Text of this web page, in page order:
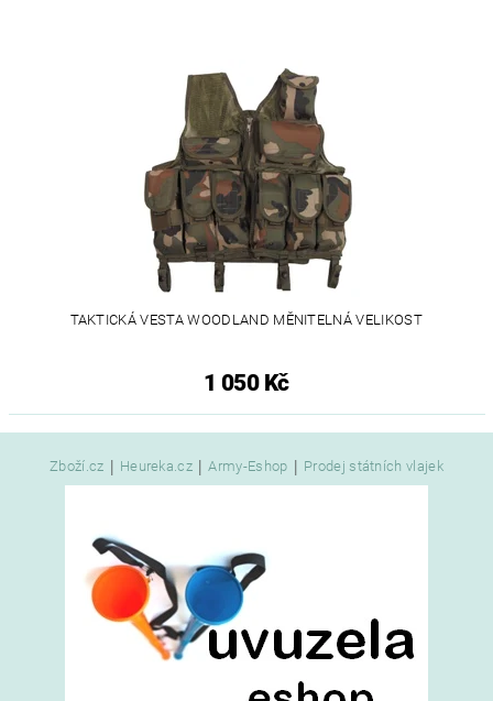
TAKTICKÁ VESTA WOODLAND MĚNITELNÁ VELIKOST
1 050 Kč
Zboží.cz Heureka.cz Army-Eshop Prodej státních vlajek